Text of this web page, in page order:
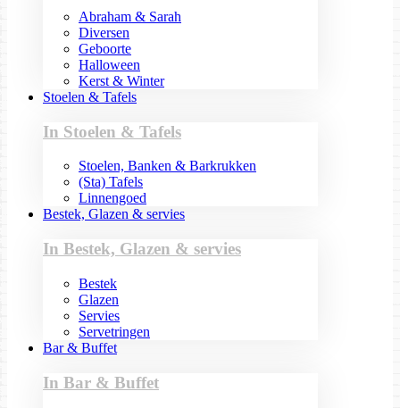
Abraham & Sarah
Diversen
Geboorte
Halloween
Kerst & Winter
Stoelen & Tafels
In Stoelen & Tafels
Stoelen, Banken & Barkrukken
(Sta) Tafels
Linnengoed
Bestek, Glazen & servies
In Bestek, Glazen & servies
Bestek
Glazen
Servies
Servetringen
Bar & Buffet
In Bar & Buffet